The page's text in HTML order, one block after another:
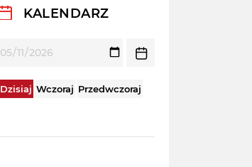
KALENDARZ
Dzisiaj Wczoraj Przedwczoraj